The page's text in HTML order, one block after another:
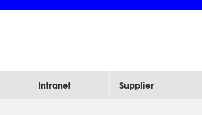
Intranet Supplier